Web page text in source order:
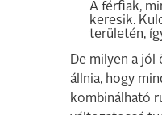
A férfiak,
keresik.
területén,
De milyen a jól
állnia, hogy
kombinálható